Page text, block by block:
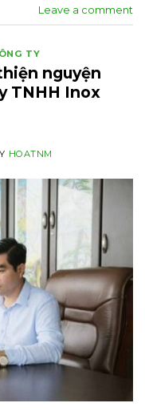
Leave a comment
TY
nguyện
TNHH Inox
HOATNM